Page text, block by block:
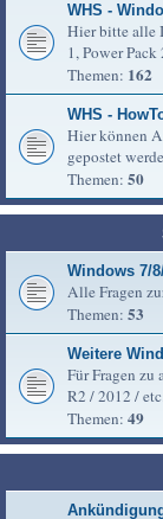
WHS -
Hier bitte alle
1, Power
Themen: 162
WHS -
Hier können
gepostet
Themen: 50
Windows 7/
Alle Fragen
Themen: 53
Weitere
Für Fragen zu
R2 / 2012 /
Themen: 49